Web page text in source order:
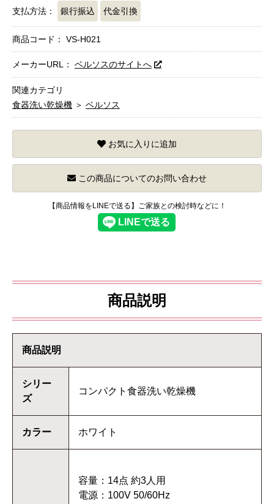
支払方法： 銀行振込 代金引換
商品コード： VS-H021
メーカーURL： ベルソスのサイトへ
関連カテゴリ
食器洗い乾燥機 ＞ ベルソス
お気に入りに追加
この商品についてのお問い合わせ
【商品情報をLINEで送る】ご家族との検討時などに！
商品説明
商品説明
シリー
ズ
コンパクト食器洗い乾燥機
カラー ホワイト
容量：14点 約3人用
電源：100V 50/60Hz